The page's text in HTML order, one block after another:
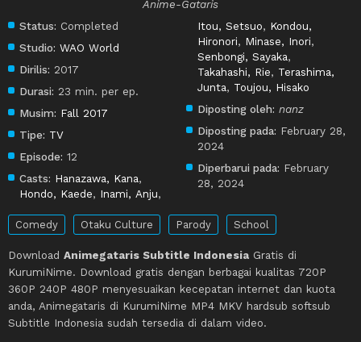
Anime-Gataris
Status: Completed
Studio: WAO World
Dirilis: 2017
Durasi: 23 min. per ep.
Musim: Fall 2017
Tipe: TV
Episode: 12
Casts: Hanazawa, Kana,
Hondo, Kaede, Inami, Anju,
Itou, Setsuo, Kondou,
Hironori, Minase, Inori,
Senbongi, Sayaka,
Takahashi, Rie, Terashima,
Junta, Toujou, Hisako
Diposting oleh: nanz
Diposting pada: February 28,
2024
Diperbarui pada: February
28, 2024
Comedy Otaku Culture Parody School
Download Animegataris Subtitle Indonesia Gratis di
KurumiNime. Download gratis dengan berbagai kualitas 720P
360P 240P 480P menyesuaikan kecepatan internet dan kuota
anda, Animegataris di KurumiNime MP4 MKV hardsub softsub
Subtitle Indonesia sudah tersedia di dalam video.